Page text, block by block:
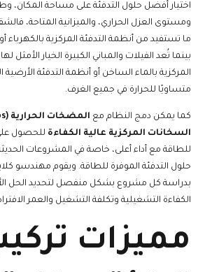
اختيار أفضل حلول التدفئة على مساحة المكان،
ومستوى العزل الحراري، والميزانية المتاحة،
ما تستفيد من أنظمة التدفئة المركزية بالكهرباء أو
بينما تُعد الفيلات والمباني الكبيرة الخيار الأمثل
المركزية بالماء الساخن أو أنظمة التدفئة الأرضية
متساويًا للحرارة في جميع الغرف.
كما يمكن دمج النظام مع المضخات الحرارية (Heat Pumps)
السخانات المركزية عالية الكفاءة للحصول
للطاقة مع أداء أعلى، خاصة في المشروعات
حلول التدفئة الموفرة للطاقة. ويقوم مهندسو
بدراسة كل مشروع بشكل منفصل لتحديد الحل
الكفاءة التشغيلية وتكلفة التشغيل والعمر
مميزات